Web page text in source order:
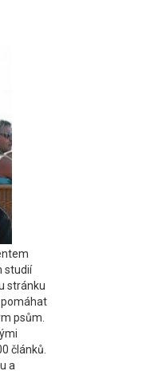
studií
stránku
pomáhat
psům.
článků.
a